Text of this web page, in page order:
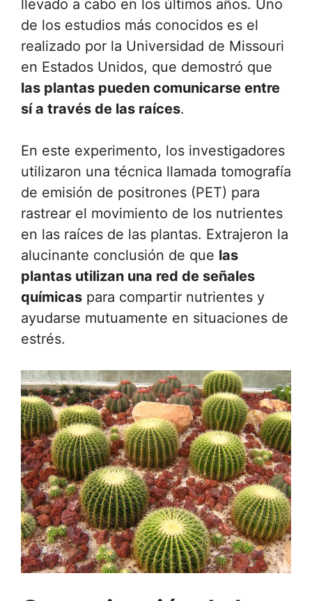
llevado a cabo en los últimos años. Uno
de los estudios más conocidos es el
realizado por la Universidad de Missouri
en Estados Unidos, que demostró que
las plantas pueden comunicarse entre
sí a través de las raíces.
En este experimento, los investigadores
utilizaron una técnica llamada tomografía
de emisión de positrones (PET) para
rastrear el movimiento de los nutrientes
en las raíces de las plantas. Extrajeron la
alucinante conclusión de que las
plantas utilizan una red de señales
químicas para compartir nutrientes y
ayudarse mutuamente en situaciones de
estrés.